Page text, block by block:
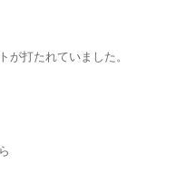
打たれていました。